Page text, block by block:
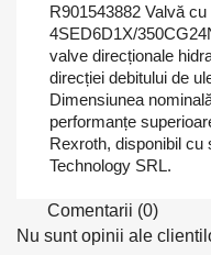
R901543882 Valvă
4SED6D1X/
valve direcționale
direcției debitului de
Dimensiunea
performanțe
Rexroth, disponibil cu
Technology SRL.
Comentarii (0)
Nu sunt opinii ale